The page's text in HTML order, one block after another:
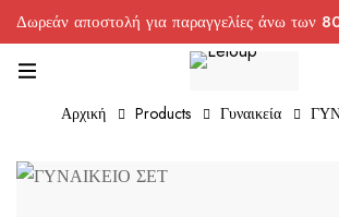
Δωρεάν αποστολή για παραγγελίες άνω των
Αρχική Products Γυναικεία